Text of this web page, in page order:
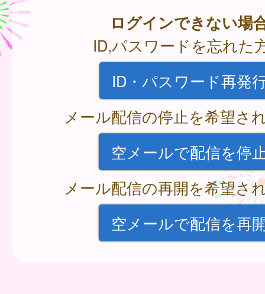
ログインできない場
ID,パスワードを忘れた
ID・パスワード再発
メール配信の停止を希望さ
空メールで配信を停
メール配信の再開を希望さ
空メールで配信を再